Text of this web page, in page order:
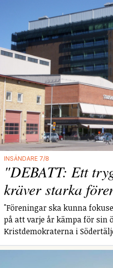
INSÄNDARE 7/8
"DEBATT: Ett
kräver starka
"Föreningar ska kunna
på att varje år kämpa för sin
Kristdemokraterna i